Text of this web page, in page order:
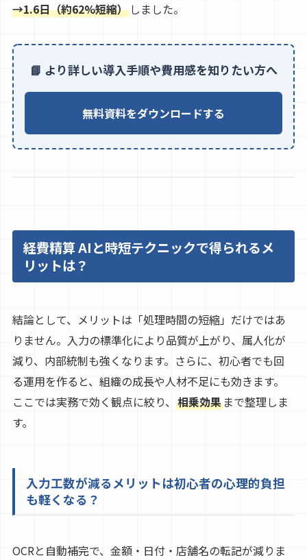
→1.6日（約62%短縮）しました。
📘 より詳しい導入手順や費用感を知りたい方へ
無料資料をダウンロードする
経費精算 AIと時短テクニックで得られるメ
リットは？
結論として、メリットは「処理時間の短縮」だけではあ
りません。入力の標準化により品質が上がり、属人化が
減り、内部統制も強くなります。さらに、初心者でも回
る運用を作ると、組織の成長や人材不足にも効きます。
ここでは実務で効く観点に絞り、 相乗効果まで整理しま
す。
入力工数が減るメリットは初心者の心理的負担
も軽くなる？
OCRと自動補完で、金額・日付・店舗名の転記が減りま